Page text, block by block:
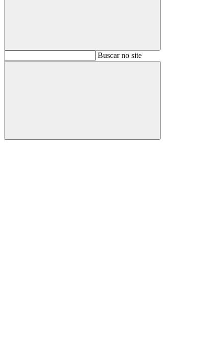
BuscarBuscar no site
Buscar